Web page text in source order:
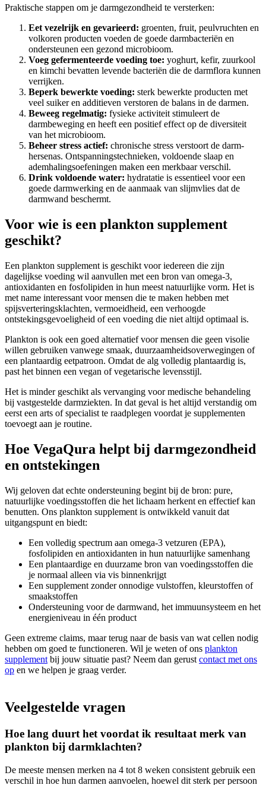
Praktische stappen om je darmgezondheid te versterken:
Eet vezelrijk en gevarieerd: groenten, fruit, peulvruchten en
volkoren producten voeden de goede darmbacteriën en
ondersteunen een gezond microbioom.
Voeg gefermenteerde voeding toe: yoghurt, kefir, zuurkool
en kimchi bevatten levende bacteriën die de darmflora kunnen
verrijken.
Beperk bewerkte voeding: sterk bewerkte producten met
veel suiker en additieven verstoren de balans in de darmen.
Beweeg regelmatig: fysieke activiteit stimuleert de
darmbeweging en heeft een positief effect op de diversiteit
van het microbioom.
Beheer stress actief: chronische stress verstoort de darm-
hersenas. Ontspanningstechnieken, voldoende slaap en
ademhalingsoefeningen maken een merkbaar verschil.
Drink voldoende water: hydratatie is essentieel voor een
goede darmwerking en de aanmaak van slijmvlies dat de
darmwand beschermt.
Voor wie is een plankton supplement
geschikt?
Een plankton supplement is geschikt voor iedereen die zijn
dagelijkse voeding wil aanvullen met een bron van omega-3,
antioxidanten en fosfolipiden in hun meest natuurlijke vorm. Het is
met name interessant voor mensen die te maken hebben met
spijsverteringsklachten, vermoeidheid, een verhoogde
ontstekingsgevoeligheid of een voeding die niet altijd optimaal is.
Plankton is ook een goed alternatief voor mensen die geen visolie
willen gebruiken vanwege smaak, duurzaamheidsoverwegingen of
een plantaardig eetpatroon. Omdat de alg volledig plantaardig is,
past het binnen een vegan of vegetarische levensstijl.
Het is minder geschikt als vervanging voor medische behandeling
bij vastgestelde darmziekten. In dat geval is het altijd verstandig om
eerst een arts of specialist te raadplegen voordat je supplementen
toevoegt aan je routine.
Hoe VegaQura helpt bij darmgezondheid
en ontstekingen
Wij geloven dat echte ondersteuning begint bij de bron: pure,
natuurlijke voedingsstoffen die het lichaam herkent en effectief kan
benutten. Ons plankton supplement is ontwikkeld vanuit dat
uitgangspunt en biedt:
Een volledig spectrum aan omega-3 vetzuren (EPA),
fosfolipiden en antioxidanten in hun natuurlijke samenhang
Een plantaardige en duurzame bron van voedingsstoffen die
je normaal alleen via vis binnenkrijgt
Een supplement zonder onnodige vulstoffen, kleurstoffen of
smaakstoffen
Ondersteuning voor de darmwand, het immuunsysteem en het
energieniveau in één product
Geen extreme claims, maar terug naar de basis van wat cellen nodig
hebben om goed te functioneren. Wil je weten of ons plankton
supplement bij jouw situatie past? Neem dan gerust contact met ons
op en we helpen je graag verder.
Veelgestelde vragen
Hoe lang duurt het voordat ik resultaat merk van
plankton bij darmklachten?
De meeste mensen merken na 4 tot 8 weken consistent gebruik een
verschil in hoe hun darmen aanvoelen, hoewel dit sterk per persoon